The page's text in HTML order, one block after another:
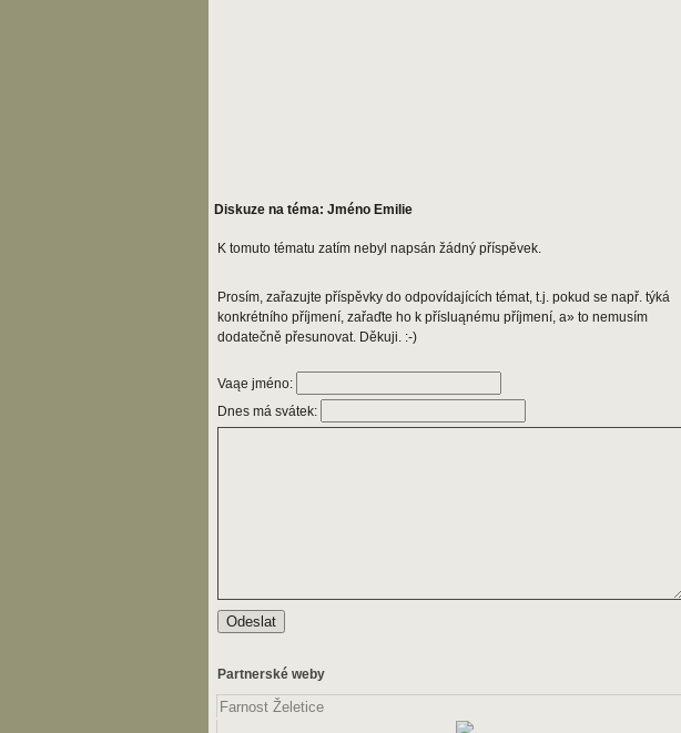
Diskuze na téma: Jméno Emilie
K tomuto tématu zatím nebyl napsán žádný příspěvek.
Prosím, zařazujte příspěvky do odpovídajících témat, t.j. pokud se např. týká
konkrétního příjmení, zařaďte ho k přísluąnému příjmení, a» to nemusím
dodatečně přesunovat. Děkuji. :-)
Vaąe jméno:
Dnes má svátek:
Partnerské weby
Farnost Želetice